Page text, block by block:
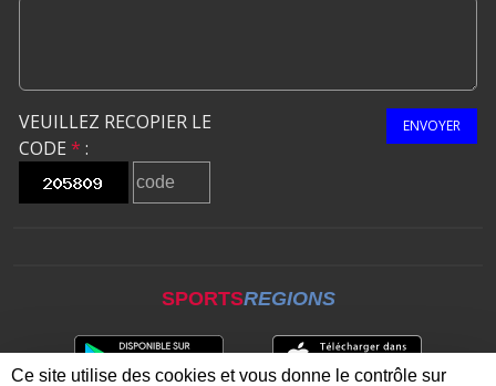
VEUILLEZ RECOPIER LE
CODE * :
ENVOYER
SPORTSREGIONS
Ce site utilise des cookies et vous donne le contrôle sur